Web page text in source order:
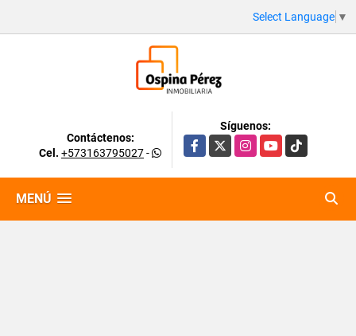
Select Language ▼
Contáctenos:
Cel. +573163795027-
Síguenos:
Facebook
X InstagramYouTubeTikTok
MENÚ